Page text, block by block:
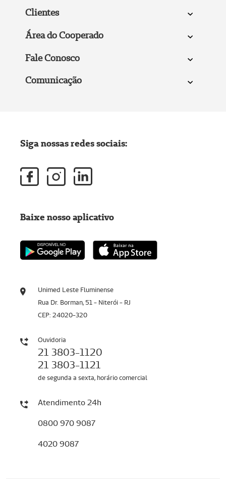
Clientes
Área do Cooperado
Fale Conosco
Comunicação
Unimed Leste Fluminense
Rua Dr. Borman, 51 - Niterói - RJ
CEP: 24020-320
Ouvidoria
21 3803-1120
21 3803-1121
de segunda a sexta, horário comercial
Atendimento 24h
0800 970 9087
4020 9087
Siga nossas redes sociais:
Baixe nosso aplicativo